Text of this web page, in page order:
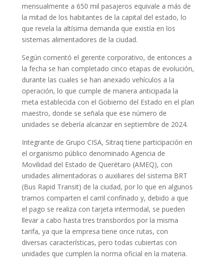
mensualmente a 650 mil pasajeros equivale a más de
la mitad de los habitantes de la capital del estado, lo
que revela la altísima demanda que existía en los
sistemas alimentadores de la ciudad.
Según comentó el gerente corporativo, de entonces a
la fecha se han completado cinco etapas de evolución,
durante las cuales se han anexado vehículos a la
operación, lo que cumple de manera anticipada la
meta establecida con el Gobierno del Estado en el plan
maestro, donde se señala que ese número de
unidades se debería alcanzar en septiembre de 2024.
Integrante de Grupo CISA, Sitraq tiene participación en
el organismo público denominado Agencia de
Movilidad del Estado de Querétaro (AMEQ), con
unidades alimentadoras o auxiliares del sistema BRT
(Bus Rapid Transit) de la ciudad, por lo que en algunos
tramos comparten el carril confinado y, debido a que
el pago se realiza con tarjeta intermodal, se pueden
llevar a cabo hasta tres transbordos por la misma
tarifa, ya que la empresa tiene once rutas, con
diversas características, pero todas cubiertas con
unidades que cumplen la norma oficial en la materia.